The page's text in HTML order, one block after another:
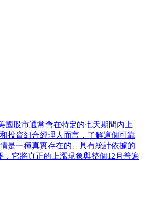
國股市通常會在特定的七天期間內上
投資組合經理人而言，了解這個可靠
是一種真實存在的、具有統計依據的
它將真正的上漲現象與整個12月普遍